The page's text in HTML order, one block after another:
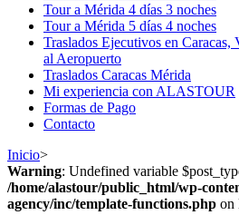
Tour a Mérida 4 días 3 noches
Tour a Mérida 5 días 4 noches
Traslados Ejecutivos en
al Aeropuerto
Traslados Caracas Mérida
Mi experiencia con ALASTOUR
Formas de Pago
Contacto
Inicio>
Warning: Undefined variable
/home/alastour/public_html/wp-
agency/inc/template-functions.php on